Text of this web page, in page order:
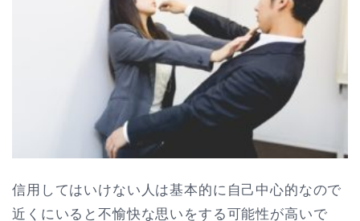
信用してはいけない人は基本的に自己中心的なので
近くにいると不愉快な思いをする可能性が高いで